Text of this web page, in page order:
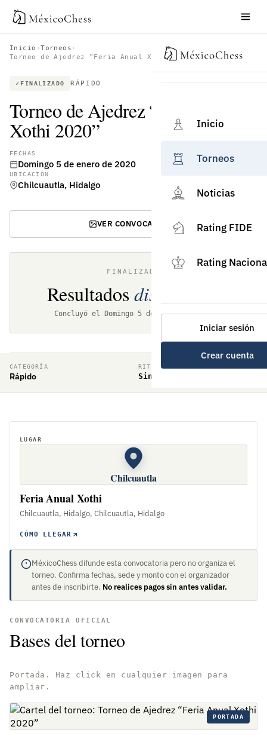
Inicio
Torneos
Noticias
Rating FIDE
Rating
Iniciar sesión
Crear cuenta
Inicio ›Torneos ›
Torneo de Ajedrez “Feria Anual Xothi 2020”
FINALIZADO RÁPIDO
Torneo de Ajedrez “Feria Anual
Xothi 2020”
FECHAS
Domingo 5 de enero de 2020
UBICACIÓN
Chilcuautla, Hidalgo
VER CONVOCATORIA
FINALIZADO
Resultados disponibles
Concluyó el Domingo 5 de enero de 2020
CATEGORÍA
Rápido
RITMO DE JUEGO
Sin Definir
MéxicoChess difunde esta convocatoria pero no organiza el
torneo. Confirma fechas, sede y monto con el organizador
antes de inscribirte. No realices pagos sin antes validar.
CONVOCATORIA OFICIAL
Bases del torneo
Portada. Haz click en cualquier imagen para
ampliar.
PORTADA
LUGAR
Chilcuautla
Feria Anual Xothi
Chilcuautla, Hidalgo, Chilcuautla, Hidalgo
CÓMO LLEGAR